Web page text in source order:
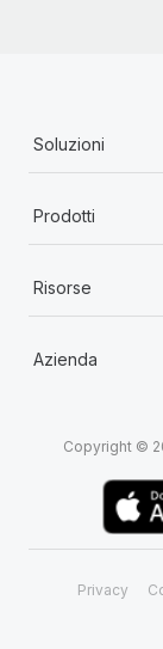
Soluzioni
Prodotti
Risorse
Azienda
Copyright ©
Privacy